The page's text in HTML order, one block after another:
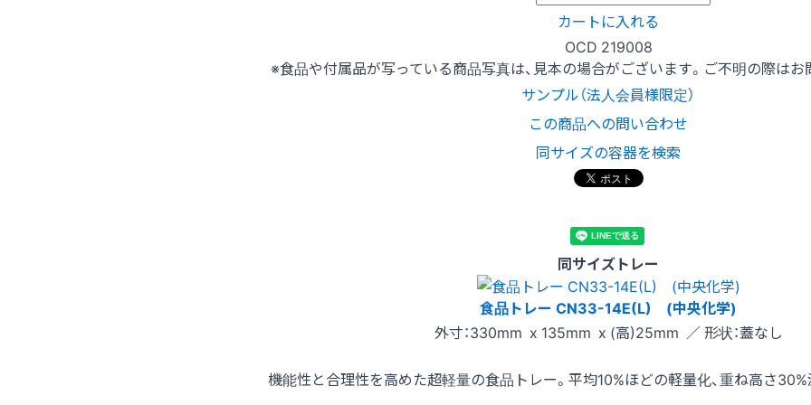
カートに入れる
OCD 219008
※食品や付属品が写っている商品写真は、見本の場合がございます。ご不明の際は
サンプル（法人会員様限定）
この商品への問い合わせ
同サイズの容器を検索
同サイズトレー
食品トレー CN33-14E(L) (中央化学)
外寸：330mm x 135mm x (高)25mm ／ 形状：蓋なし
機能性と合理性を高めた超軽量の食品トレー。平均10%ほどの軽量化、重ね高さ